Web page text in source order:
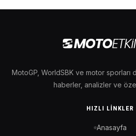
MotoGP, WorldSBK ve motor sporları
haberler, analizler ve
HIZLI LINKLER
Anasayfa